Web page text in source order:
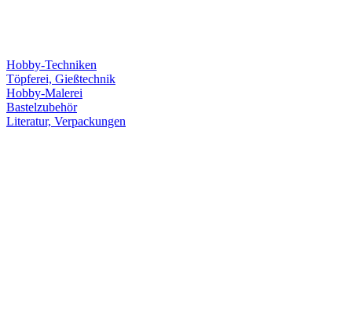
Hobby-Techniken
Töpferei, Gießtechnik
Hobby-Malerei
Bastelzubehör
Literatur, Verpackungen